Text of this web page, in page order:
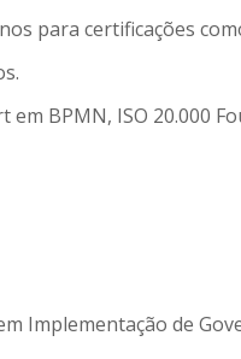
para certificações
BPMN, ISO 20.000
Implementação de